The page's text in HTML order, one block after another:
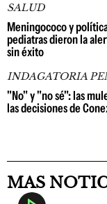
SALUD
Meningococo y
pediatras dieron la
sin éxito
INDAGATORIA
"No" y "no sé": las
las decisiones de
MAS